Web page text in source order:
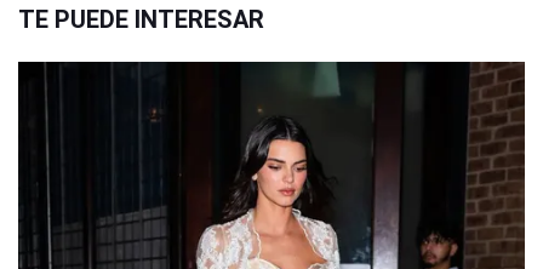
TE PUEDE INTERESAR